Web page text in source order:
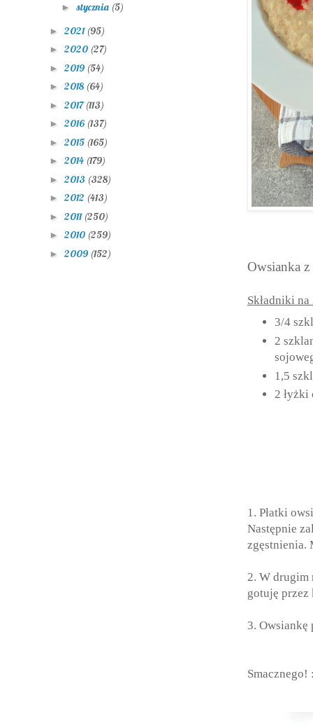
Owsianka
Składniki
3/4
2
1,5
2 łyżki
1. Płatki
Następnie
zgęstnienia.
2. W drugim
gotuję
3. Owsiankę
Smacznego!
► stycznia (5)
► 2021 (95)
► 2020 (27)
► 2019 (54)
► 2018 (64)
► 2017(113)
► 2016 (137)
► 2015 (165)
► 2014 (179)
► 2013 (328)
► 2012 (413)
► 2011 (250)
► 2010 (259)
► 2009 (152)